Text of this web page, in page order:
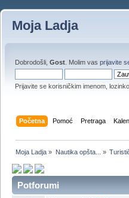
Moja Ladja
Dobrodošli, Gost . Molim vas prijavite
Prijavite se korisničkim imenom,
Početna Pomoć Pretraga
Moja Ladja » Nautika opšta... »
Potforumi